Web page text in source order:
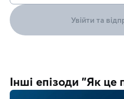
Увійти та
Інші епізоди "Як